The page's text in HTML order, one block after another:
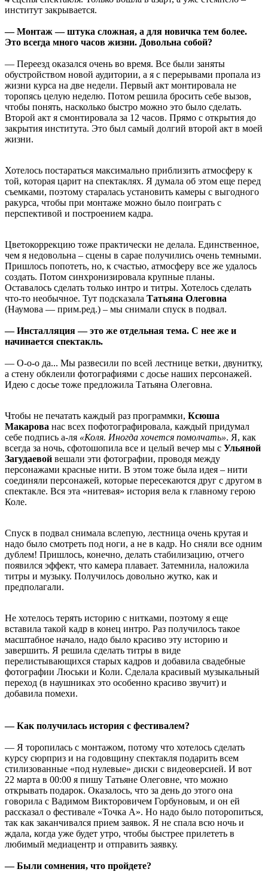
институт закрывается.
— Монтаж — штука сложная, а для новичка тем более.
Это всегда много часов жизни. Довольна собой?
— Переезд оказался очень во время. Все были заняты
обустройством новой аудитории, а я с перерывами пропала из
жизни курса на две недели. Первый акт монтировала не
торопясь целую неделю. Потом решила бросить себе вызов,
чтобы понять, насколько быстро можно это было сделать.
Второй акт я смонтировала за 12 часов. Прямо с открытия до
закрытия института. Это был самый долгий второй акт в моей
жизни.
Хотелось постараться максимально приблизить атмосферу к
той, которая царит на спектаклях. Я думала об этом еще перед
съемками, поэтому старалась установить камеры с выгодного
ракурса, чтобы при монтаже можно было поиграть с
перспективой и построением кадра.
Цветокоррекцию тоже практически не делала. Единственное,
чем я недовольна – сцены в сарае получились очень темными.
Пришлось попотеть, но, к счастью, атмосферу все же удалось
создать. Потом синхронизировала крупные планы.
Оставалось сделать только интро и титры. Хотелось сделать
что-то необычное. Тут подсказала Татьяна Олеговна
(Наумова — прим.ред.) – мы снимали спуск в подвал.
— Инсталляция — это же отдельная тема. С нее же и
начинается спектакль.
— О-о-о да... Мы развесили по всей лестнице ветки, двунитку,
а стену обклеили фотографиями с досье наших персонажей.
Идею с досье тоже предложила Татьяна Олеговна.
Чтобы не печатать каждый раз программки, Ксюша
Макарова нас всех пофотографировала, каждый придумал
себе подпись а-ля «Коля. Иногда хочется помолчать». Я, как
всегда за ночь, сфотошопила все и целый вечер мы с Ульяной
Загудаевой вешали эти фотографии, проводя между
персонажами красные нити. В этом тоже была идея – нити
соединяли персонажей, которые пересекаются друг с другом в
спектакле. Вся эта «нитевая» история вела к главному герою
Коле.
Спуск в подвал снимала вслепую, лестница очень крутая и
надо было смотреть под ноги, а не в кадр. Но сняли все одним
дублем! Пришлось, конечно, делать стабилизацию, отчего
появился эффект, что камера плавает. Затемнила, наложила
титры и музыку. Получилось довольно жутко, как и
предполагали.
Не хотелось терять историю с нитками, поэтому я еще
вставила такой кадр в конец интро. Раз получилось такое
масштабное начало, надо было красиво эту историю и
завершить. Я решила сделать титры в виде
перелистывающихся старых кадров и добавила свадебные
фотографии Люськи и Коли. Сделала красивый музыкальный
переход (в наушниках это особенно красиво звучит) и
добавила помехи.
— Как получилась история с фестивалем?
— Я торопилась с монтажом, потому что хотелось сделать
курсу сюрприз и на годовщину спектакля подарить всем
стилизованные «под нулевые» диски с видеоверсией. И вот
22 марта в 00:00 я пишу Татьяне Олеговне, что можно
открывать подарок. Оказалось, что за день до этого она
говорила с Вадимом Викторовичем Горбуновым, и он ей
рассказал о фестивале «Точка А». Но надо было поторопиться,
так как заканчивался прием заявок. Я не спала всю ночь и
ждала, когда уже будет утро, чтобы быстрее прилететь в
любимый медиацентр и отправить заявку.
— Были сомнения, что пройдете?